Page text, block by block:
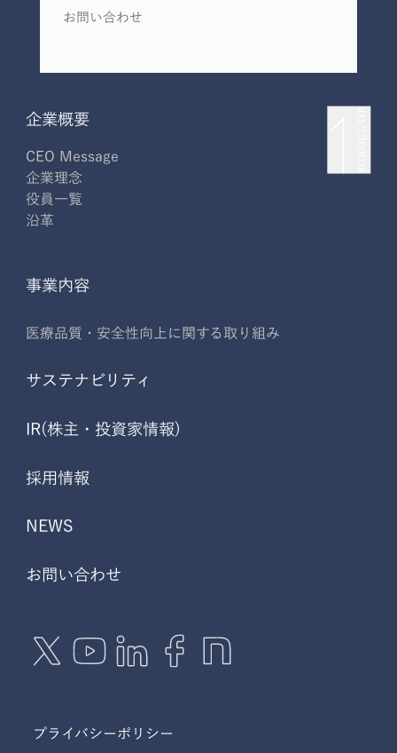
お問い合わせ
企業概要
CEO Message
企業理念
役員一覧
沿革
事業内容
医療品質・安全性向上に関する取り組み
サステナビリティ
IR(株主・投資家情報)
採用情報
NEWS
お問い合わせ
プライバシーポリシー